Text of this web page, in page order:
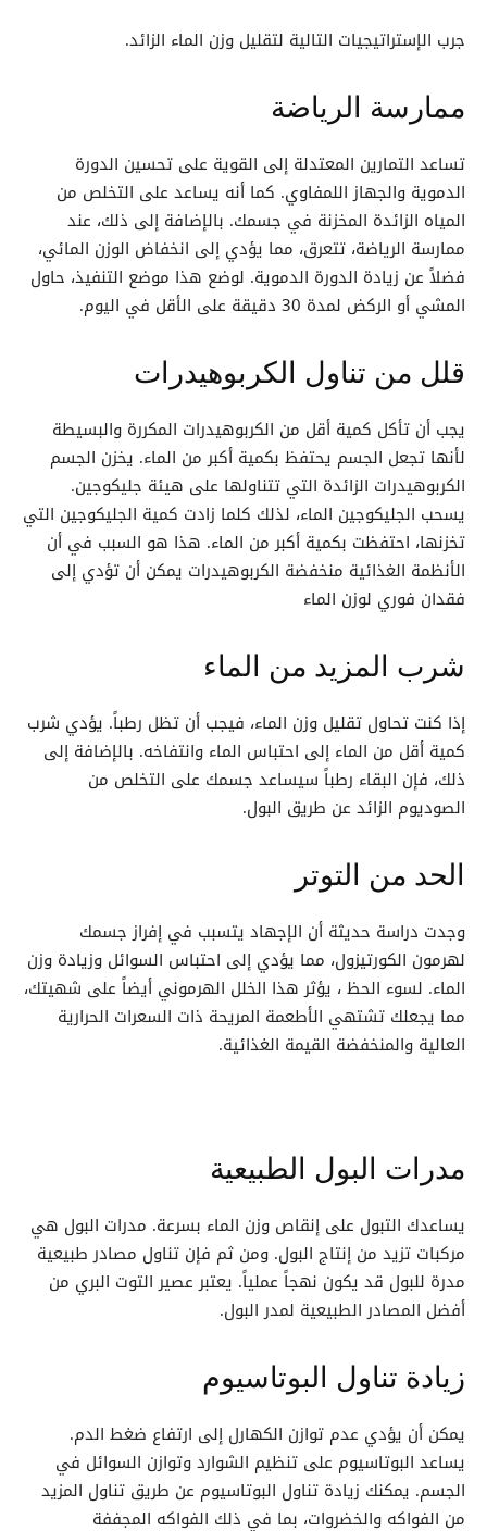
جرب الإستراتيجيات التالية لتقليل وزن الماء الزائد.
ممارسة الرياضة
تساعد التمارين المعتدلة إلى القوية على تحسين الدورة
الدموية والجهاز اللمفاوي. كما أنه يساعد على التخلص من
المياه الزائدة المخزنة في جسمك. بالإضافة إلى ذلك، عند
ممارسة الرياضة، تتعرق، مما يؤدي إلى انخفاض الوزن المائي،
فضلاً عن زيادة الدورة الدموية. لوضع هذا موضع التنفيذ، حاول
المشي أو الركض لمدة 30 دقيقة على الأقل في اليوم.
قلل من تناول الكربوهيدرات
يجب أن تأكل كمية أقل من الكربوهيدرات المكررة والبسيطة
لأنها تجعل الجسم يحتفظ بكمية أكبر من الماء. يخزن الجسم
الكربوهيدرات الزائدة التي تتناولها على هيئة جليكوجين.
يسحب الجليكوجين الماء، لذلك كلما زادت كمية الجليكوجين التي
تخزنها، احتفظت بكمية أكبر من الماء. هذا هو السبب في أن
الأنظمة الغذائية منخفضة الكربوهيدرات يمكن أن تؤدي إلى
فقدان فوري لوزن الماء
شرب المزيد من الماء
إذا كنت تحاول تقليل وزن الماء، فيجب أن تظل رطباً. يؤدي شرب
كمية أقل من الماء إلى احتباس الماء وانتفاخه. بالإضافة إلى
ذلك، فإن البقاء رطباً سيساعد جسمك على التخلص من
الصوديوم الزائد عن طريق البول.
الحد من التوتر
وجدت دراسة حديثة أن الإجهاد يتسبب في إفراز جسمك
لهرمون الكورتيزول، مما يؤدي إلى احتباس السوائل وزيادة وزن
الماء. لسوء الحظ ، يؤثر هذا الخلل الهرموني أيضاً على شهيتك،
مما يجعلك تشتهي الأطعمة المريحة ذات السعرات الحرارية
العالية والمنخفضة القيمة الغذائية.
مدرات البول الطبيعية
يساعدك التبول على إنقاص وزن الماء بسرعة. مدرات البول هي
مركبات تزيد من إنتاج البول. ومن ثم فإن تناول مصادر طبيعية
مدرة للبول قد يكون نهجاً عملياً. يعتبر عصير التوت البري من
أفضل المصادر الطبيعية لمدر البول.
زيادة تناول البوتاسيوم
يمكن أن يؤدي عدم توازن الكهارل إلى ارتفاع ضغط الدم.
يساعد البوتاسيوم على تنظيم الشوارد وتوازن السوائل في
الجسم. يمكنك زيادة تناول البوتاسيوم عن طريق تناول المزيد
من الفواكه والخضروات، بما في ذلك الفواكه المجففة